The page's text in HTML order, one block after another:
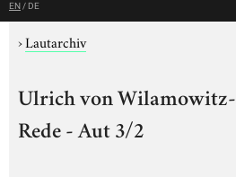
EN / DE
›Lautarchiv
Ulrich von
Rede - Aut 3/2